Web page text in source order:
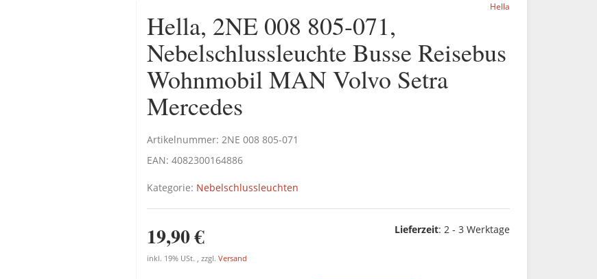
Hella
Hella, 2NE 008 805-071,
Nebelschlussleuchte Busse Reisebus
Wohnmobil MAN Volvo Setra
Mercedes
Artikelnummer: 2NE 008 805-071
EAN: 4082300164886
Kategorie: Nebelschlussleuchten
19,90 €
inkl. 19% USt. , zzgl. Versand
Lieferzeit: 2 - 3 Werktage